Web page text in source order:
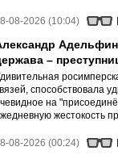
08-2026 (10:04)
–
способствовала
на
жестокость
08-2026 (00:24)